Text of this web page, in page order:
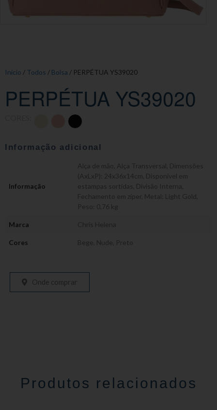
Início / Todos / Bolsa / PERPÉTUA YS39020
PERPÉTUA YS39020
Informação adicional
Informação
Alça de mão Alça Transversal Dimensões
(AxLxP): 24x36x14cm Disponível em
estampas sortidas Divisão Interna
Fechamento em zíper Metal: Light Gold
Peso: 0,76 kg
Marca Chris Helena
Cores Bege Nude Preto
Onde comprar
Produtos relacionados